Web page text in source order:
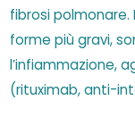
fibrosi
forme più gravi,
l’infiammazione,
(rituximab, anti-